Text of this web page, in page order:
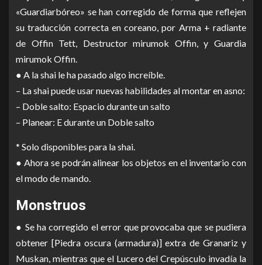
«Guardiarbóreo» se han corregido de forma que reflejen
su traducción correcta en coreano, por Arma + radiante
de Offin Tett, Destructor mirumok Offin, y Guardia
mirumok Offin.
● A la shai le ha pasado algo increíble.
– La shai puede usar nuevas habilidades al montar en asno:
– Doble salto: Espacio durante un salto
– Planear: E durante un Doble salto
* Solo disponibles para la shai.
● Ahora se podrán alinear los objetos en el inventario con
el modo de mando.
Monstruos
● Se ha corregido el error que provocaba que se pudiera
obtener [Piedra oscura (armadura)] extra de Granariz y
Muskan, mientras que el Lucero del Crepúsculo invadía la